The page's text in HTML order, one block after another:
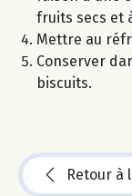
fruits secs et
Mettre au
Conserver
biscuits.
Retour à